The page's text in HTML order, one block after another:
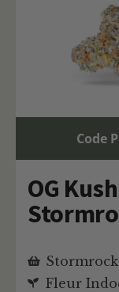
Code
OG
Stormrock
Fleur